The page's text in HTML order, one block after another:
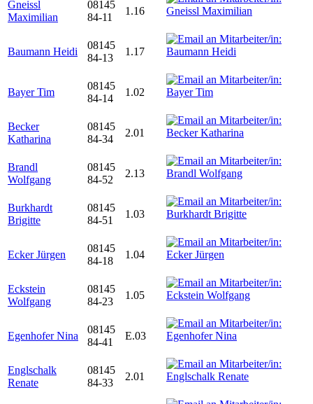
Gneissl
Maximilian
08145
84-11
1.16
Baumann Heidi
08145
84-13
1.17
Bayer Tim
08145
84-14
1.02
Becker
Katharina
08145
84-34
2.01
Brandl
Wolfgang
08145
84-52
2.13
Burkhardt
Brigitte
08145
84-51
1.03
Ecker Jürgen
08145
84-18
1.04
Eckstein
Wolfgang
08145
84-23
1.05
Egenhofer Nina
08145
84-41
E.03
Englschalk
Renate
08145
84-33
2.01